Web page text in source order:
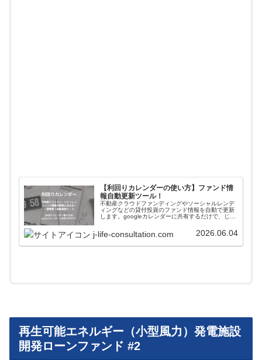
【利回りカレンダーの使い方】ファンド情
報自動更新ツール！
不動産クラウドファンディングやソーシャルレンデ
ィングなどの貸付投資のファンド情報を自動で更新
します。googleカレンダーに共有するだけで、じぇ
自動更新されます。使い方や導入方法を解説してい
ます。
j-life-consultation.com 2026.06.04
再生可能エネルギー（小型風力）発電施設
開発ローンファンド #2